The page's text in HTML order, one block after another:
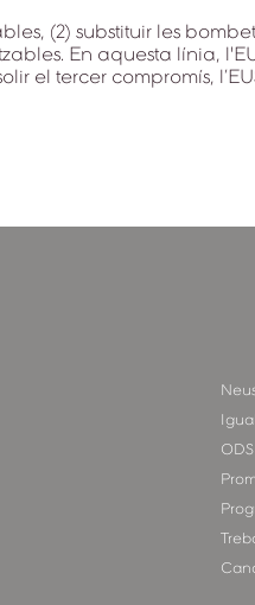
(2) substituir les
En aquesta línia,
el tercer compromís,
ODS